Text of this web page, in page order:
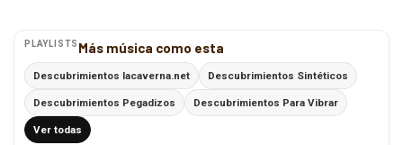
PLAYLISTS Más música como esta
Descubrimientos lacaverna.net Descubrimientos Sintéticos
Descubrimientos Pegadizos Descubrimientos Para Vibrar
Ver todas